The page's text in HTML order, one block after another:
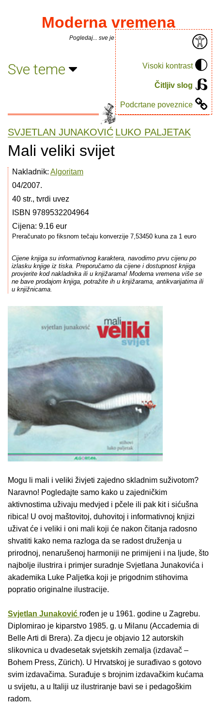
Visoki kontrast
Čitljiv slog
Podcrtane poveznice
Moderna vremena
Pogledaj... sve je puno knjiga.
Sve teme
SVJETLAN JUNAKOVIĆ LUKO PALJETAK
Mali veliki svijet
Nakladnik: Algoritam
04/2007.
40 str., tvrdi uvez
ISBN 9789532204964
Cijena: 9.16 eur
Preračunato po fiksnom tečaju konverzije 7,53450 kuna za 1 euro
Cijene knjiga su informativnog karaktera, navodimo prvu cijenu po
izlasku knjige iz tiska. Preporučamo da cijene i dostupnost knjiga
provjerite kod nakladnika ili u knjižarama! Moderna vremena više se
ne bave prodajom knjiga, potražite ih u knjižarama, antikvarijatima ili
u knjižnicama.
Mogu li mali i veliki živjeti zajedno skladnim suživotom?
Naravno! Pogledajte samo kako u zajedničkim
aktivnostima uživaju medvjed i pčele ili pak kit i sićušna
ribica! U ovoj maštovitoj, duhovitoj i informativnoj knjizi
uživat će i veliki i oni mali koji će nakon čitanja radosno
shvatiti kako nema razloga da se radost druženja u
prirodnoj, nenarušenoj harmoniji ne primijeni i na ljude, što
najbolje ilustrira i primjer suradnje Svjetlana Junakovića i
akademika Luke Paljetka koji je prigodnim stihovima
popratio originalne ilustracije.
Svjetlan Junaković rođen je u 1961. godine u Zagrebu.
Diplomirao je kiparstvo 1985. g. u Milanu (Accademia di
Belle Arti di Brera). Za djecu je objavio 12 autorskih
slikovnica u dvadesetak svjetskih zemalja (izdavač –
Bohem Press, Zürich). U Hrvatskoj je surađivao s gotovo
svim izdavačima. Surađuje s brojnim izdavačkim kućama
u svijetu, a u Italiji uz ilustriranje bavi se i pedagoškim
radom.